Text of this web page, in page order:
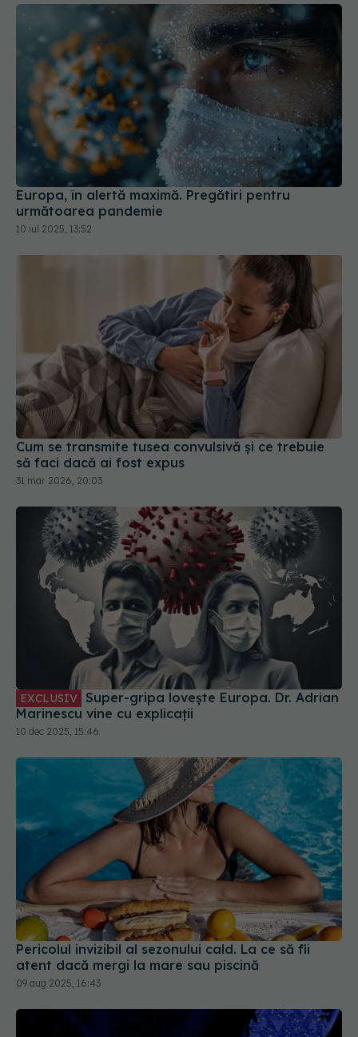
Europa, în alertă maximă. Pregătiri pentru
următoarea pandemie
10 iul 2025, 13:52
Cum se transmite tusea convulsivă și ce trebuie
să faci dacă ai fost expus
31 mar 2026, 20:03
EXCLUSIV
Marinescu vine cu explicații
10 dec 2025, 15:46
Pericolul invizibil al sezonului cald. La ce să fii
atent dacă mergi la mare sau piscină
09 aug 2025, 16:43